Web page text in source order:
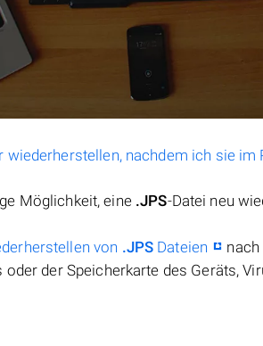
wiederherstellen, nachdem ich sie im
Möglichkeit, eine .JPS-Datei neu
von .JPS Dateien
der Speicherkarte des Geräts,